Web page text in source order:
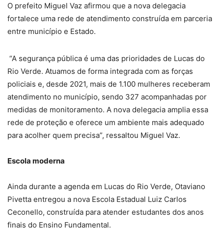
O prefeito Miguel Vaz afirmou que a nova delegacia
fortalece uma rede de atendimento construída em parceria
entre município e Estado.
“A segurança pública é uma das prioridades de Lucas do
Rio Verde. Atuamos de forma integrada com as forças
policiais e, desde 2021, mais de 1.100 mulheres receberam
atendimento no município, sendo 327 acompanhadas por
medidas de monitoramento. A nova delegacia amplia essa
rede de proteção e oferece um ambiente mais adequado
para acolher quem precisa”, ressaltou Miguel Vaz.
Escola moderna
Ainda durante a agenda em Lucas do Rio Verde, Otaviano
Pivetta entregou a nova Escola Estadual Luiz Carlos
Ceconello, construída para atender estudantes dos anos
finais do Ensino Fundamental.